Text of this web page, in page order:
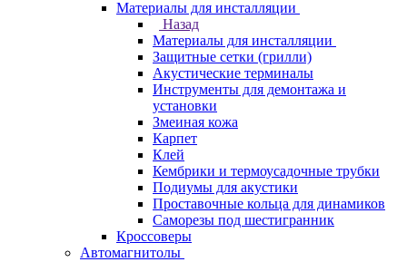
Материалы для инсталляции
Назад
Материалы для инсталляции
Защитные сетки (грилли)
Акустические терминалы
Инструменты для демонтажа и
установки
Змеиная кожа
Карпет
Клей
Кембрики и термоусадочные трубки
Подиумы для акустики
Проставочные кольца для динамиков
Саморезы под шестигранник
Кроссоверы
Автомагнитолы